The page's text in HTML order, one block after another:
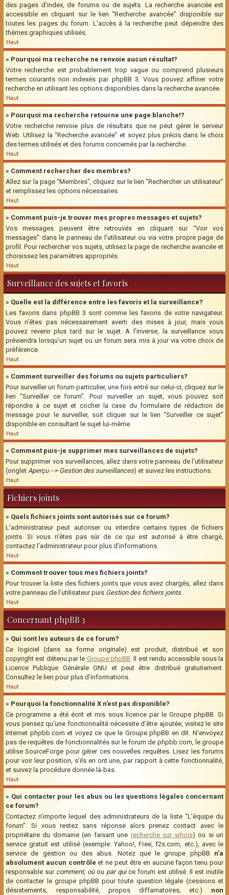
des pages d’index, de forums ou de sujets. La recherche avancée est
accessible en cliquant sur le lien “Recherche avancée” disponible sur
toutes les pages du forum. L’accès à la recherche peut dépendre des
thèmes graphiques utilisés.
Haut
» Pourquoi ma recherche ne renvoie aucun résultat?
Votre recherche est probablement trop vague ou comprend plusieurs
termes courants non indexés par phpBB 3. Vous pouvez affiner votre
recherche en utilisant les options disponibles dans la recherche avancée.
Haut
» Pourquoi ma recherche retourne une page blanche!?
Votre recherche renvoie plus de résultats que ne peut gérer le serveur
Web. Utilisez la “Recherche avancée” et soyez plus précis dans le choix
des termes utilisés et des forums concernés par la recherche.
Haut
» Comment rechercher des membres?
Allez sur la page “Membres”, cliquez sur le lien “Rechercher un utilisateur”
et remplissez les options nécessaires.
Haut
» Comment puis-je trouver mes propres messages et sujets?
Vos messages peuvent être retrouvés en cliquant sur “Voir vos
messages” dans le panneau de l’utilisateur ou via votre propre page de
profil. Pour rechercher vos sujets, utilisez la page de recherche avancée et
choisissez les paramètres appropriés.
Haut
Surveillance des sujets et favoris
» Quelle est la différence entre les favoris et la surveillance?
Les favoris dans phpBB 3 sont comme les favoris de votre navigateur.
Vous n’êtes pas nécessairement averti des mises à jour, mais vous
pouvez revenir plus tard sur le sujet. A l’inverse, la surveillance vous
préviendra lorsqu’un sujet ou un forum sera mis à jour via votre choix de
préférence.
Haut
» Comment surveiller des forums ou sujets particuliers?
Pour surveiller un forum particulier, une fois entré sur celui-ci, cliquez sur le
lien “Surveiller ce forum”. Pour surveiller un sujet, vous pouvez soit
répondre à ce sujet et cocher la case du formulaire de rédaction de
message pour le surveiller, soit cliquer sur le lien “Surveiller ce sujet”
disponible en consultant le sujet lui-même.
Haut
» Comment puis-je supprimer mes surveillances de sujets?
Pour supprimer vos surveillances, allez dans votre panneau de l’utilisateur
(onglet Aperçu --> Gestion des surveillances) et suivez les instructions.
Haut
Fichiers joints
» Quels fichiers joints sont autorisés sur ce forum?
L’administrateur peut autoriser ou interdire certains types de fichiers
joints. Si vous n’êtes pas sûr de ce qui est autorisé à être chargé,
contactez l’administrateur pour plus d’informations.
Haut
» Comment trouver tous mes fichiers joints?
Pour trouver la liste des fichiers joints que vous avez chargés, allez dans
votre panneau de l’utilisateur puis Gestion des fichiers joints.
Haut
Concernant phpBB 3
» Qui sont les auteurs de ce forum?
Ce logiciel (dans sa forme originale) est produit, distribué et son
copyright est détenu par le Groupe phpBB. Il est rendu accessible sous la
Licence Publique Générale GNU et peut être distribué gratuitement.
Consultez le lien pour plus d’informations.
Haut
» Pourquoi la fonctionnalité X n’est pas disponible?
Ce programme a été écrit et mis sous licence par le Groupe phpBB. Si
vous pensez qu’une fonctionnalité nécessite d’être ajoutée, visitez le site
Internet phpbb.com et voyez ce que le Groupe phpBB en dit. N’envoyez
pas de requêtes de fonctionnalités sur le forum de phpbb.com, le groupe
utilise SourceForge pour gérer ces nouvelles requêtes. Lisez les forums
pour voir leur position, s’ils en ont une, par rapport à cette fonctionnalité,
et suivez la procédure donnée là-bas.
Haut
» Qui contacter pour les abus ou les questions légales concernant
ce forum?
Contactez n’importe lequel des administrateurs de la liste “L’équipe du
forum”. Si vous restez sans réponse alors prenez contact avec le
propriétaire du domaine (en faisant une recherche sur whois) ou si un
service gratuit est utilisé (exemple: Yahoo!, Free, f2s.com, etc.), avec le
service de gestion ou des abus. Notez que le groupe phpBB n’a
absolument aucun contrôle et ne peut être en aucune façon tenu pour
responsable sur comment, oùou par quice forum est utilisé. Il est inutile
de contacter le groupe phpBB pour toute question légale (cessions et
désistements, responsabilité, propos diffamatoires, etc.) non